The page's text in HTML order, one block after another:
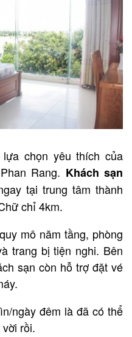
chọn yêu thích của
Rang. Khách sạn
tại trung tâm thành
chỉ 4km.
mô năm tầng, phòng
trang bị tiện nghi. Bên
sạn còn hỗ trợ đặt vé
ngày đêm là đã có thể
rồi.